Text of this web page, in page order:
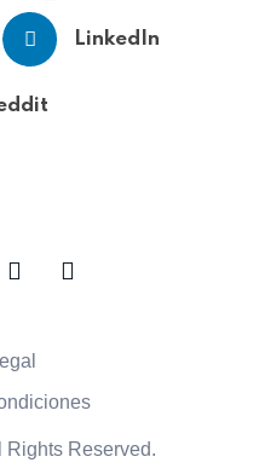
LinkedIn
Reserved.